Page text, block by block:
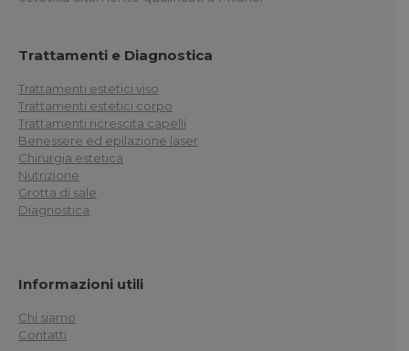
Trattamenti e Diagnostica
Trattamenti estetici viso
Trattamenti estetici corpo
Trattamenti ricrescita capelli
Benessere ed epilazione laser
Chirurgia estetica
Nutrizione
Grotta di sale
Diagnostica
Informazioni utili
Chi siamo
Contatti